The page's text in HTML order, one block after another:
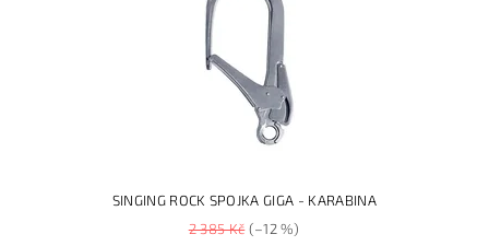
SINGING ROCK SPOJKA GIGA - KARABINA
2 385 Kč(–12 %)